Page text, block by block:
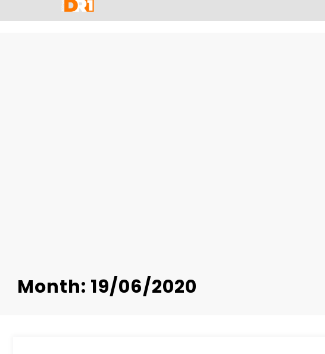
Month: 19/06/2020